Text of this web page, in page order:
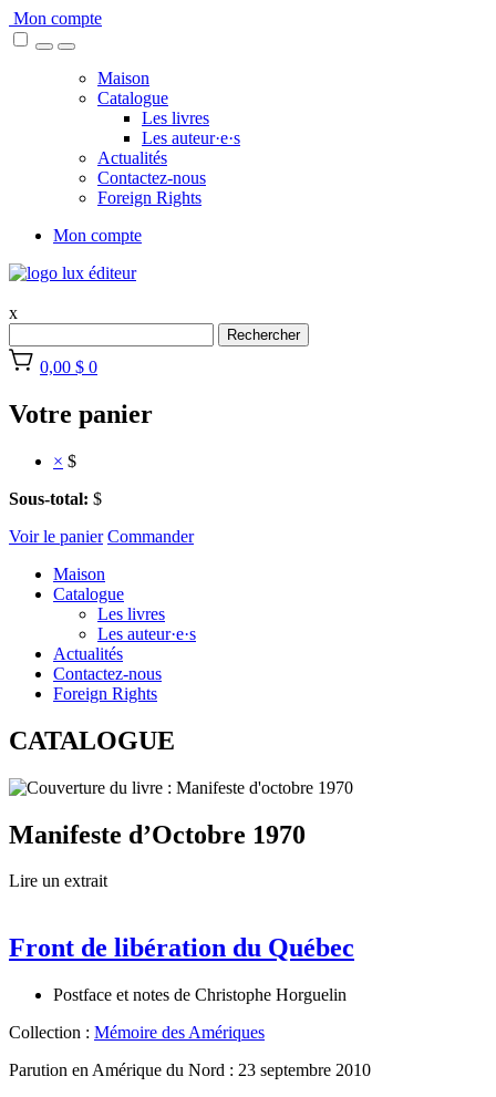
Skip
to
Mon compte
Maison
Catalogue
Les livres
Les auteur·e·s
Actualités
Contactez-nous
Foreign Rights
Mon compte
x
Rechercher
0,00 $ 0
Votre panier
× $
Sous-total: $
Voir le panier Commander
Maison
Catalogue
Les livres
Les auteur·e·s
Actualités
Contactez-nous
Foreign Rights
CATALOGUE
Manifeste d’Octobre 1970
Lire un extrait
Front de libération du Québec
Postface et notes de Christophe Horguelin
Collection : Mémoire des Amériques
Parution en Amérique du Nord : 23 septembre 2010